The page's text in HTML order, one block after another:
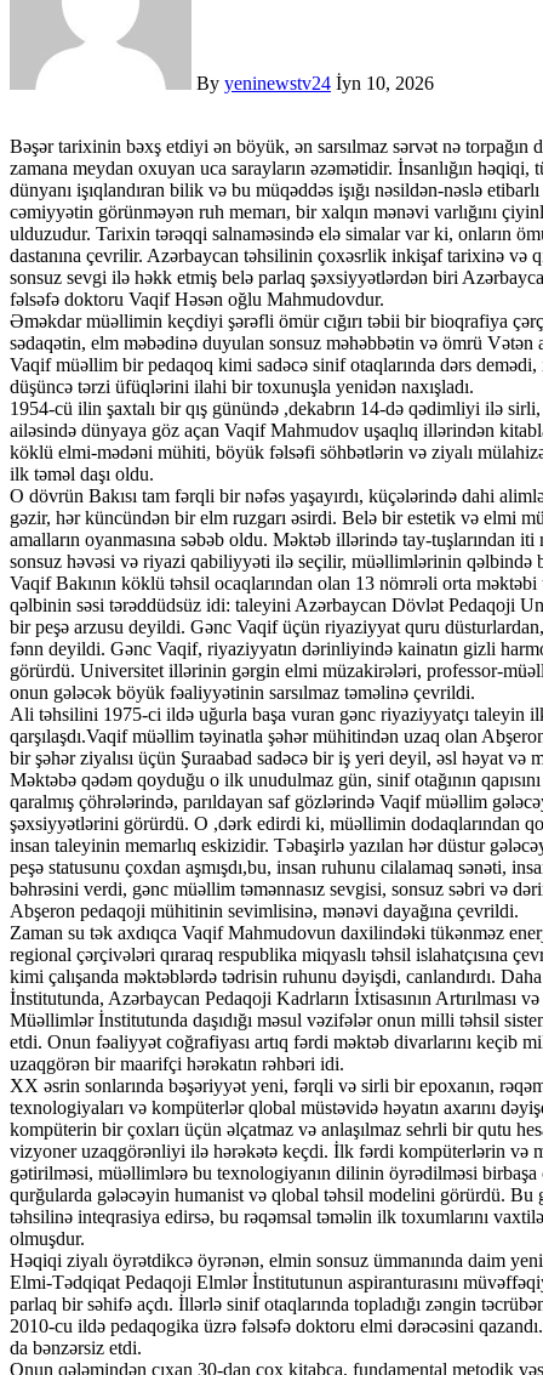
By yeninewstv24 İyn 10, 2026
Bəşər tarixinin bəxş etdiyi ən böyük, ən sarsılmaz sərvət nə torpağın
zamana meydan oxuyan uca sarayların əzəmətidir. İnsanlığın
dünyanı işıqlandıran bilik və bu müqəddəs işığı nəsildən-nəslə
cəmiyyətin görünməyən ruh memarı, bir xalqın mənəvi varlığını
ulduzudur. Tarixin tərəqqi salnaməsində elə simalar var ki, onların
dastanına çevrilir. Azərbaycan təhsilinin çoxəsrlik inkişaf tarixinə və
sonsuz sevgi ilə həkk etmiş belə parlaq şəxsiyyətlərdən biri
fəlsəfə doktoru Vaqif Həsən oğlu Mahmudovdur.
Əməkdar müəllimin keçdiyi şərəfli ömür cığırı təbii bir bioqrafiya
sədaqətin, elm məbədinə duyulan sonsuz məhəbbətin və ömrü
Vaqif müəllim bir pedaqoq kimi sadəcə sinif otaqlarında dərs
düşüncə tərzi üfüqlərini ilahi bir toxunuşla yenidən naxışladı.
1954-cü ilin şaxtalı bir qış günündə ,dekabrın 14-də qədimliyi ilə
ailəsində dünyaya göz açan Vaqif Mahmudov uşaqlıq illərindən
köklü elmi-mədəni mühiti, böyük fəlsəfi söhbətlərin və ziyalı
ilk təməl daşı oldu.
O dövrün Bakısı tam fərqli bir nəfəs yaşayırdı, küçələrində dahi
gəzir, hər küncündən bir elm ruzgarı əsirdi. Belə bir estetik və elmi
amalların oyanmasına səbəb oldu. Məktəb illərində tay-tuşlarından
sonsuz həvəsi və riyazi qabiliyyəti ilə seçilir, müəllimlərinin qəlbində
Vaqif Bakının köklü təhsil ocaqlarından olan 13 nömrəli orta məktəbi
qəlbinin səsi tərəddüdsüz idi: taleyini Azərbaycan Dövlət Pedaqoji
bir peşə arzusu deyildi. Gənc Vaqif üçün riyaziyyat quru
fənn deyildi. Gənc Vaqif, riyaziyyatın dərinliyində kainatın gizli
görürdü. Universitet illərinin gərgin elmi müzakirələri, professor-
onun gələcək böyük fəaliyyətinin sarsılmaz təməlinə çevrildi.
Ali təhsilini 1975-ci ildə uğurla başa vuran gənc riyaziyyatçı taleyin
qarşılaşdı.Vaqif müəllim təyinatla şəhər mühitindən uzaq olan
bir şəhər ziyalısı üçün Şuraabad sadəcə bir iş yeri deyil, əsl həyat və
Məktəbə qədəm qoyduğu o ilk unudulmaz gün, sinif otağının
qaralmış çöhrələrində, parıldayan saf gözlərində Vaqif müəllim
şəxsiyyətlərini görürdü. O ,dərk edirdi ki, müəllimin dodaqlarından
insan taleyinin memarlıq eskizidir. Təbaşirlə yazılan hər düstur
peşə statusunu çoxdan aşmışdı,bu, insan ruhunu cilalamaq sənəti,
bəhrəsini verdi, gənc müəllim təmənnasız sevgisi, sonsuz səbri və
Abşeron pedaqoji mühitinin sevimlisinə, mənəvi dayağına çevrildi.
Zaman su tək axdıqca Vaqif Mahmudovun daxilindəki tükənməz
regional çərçivələri qıraraq respublika miqyaslı təhsil islahatçısına
kimi çalışanda məktəblərdə tədrisin ruhunu dəyişdi, canlandırdı.
İnstitutunda, Azərbaycan Pedaqoji Kadrların İxtisasının Artırılması
Müəllimlər İnstitutunda daşıdığı məsul vəzifələr onun milli təhsil
etdi. Onun fəaliyyət coğrafiyası artıq fərdi məktəb divarlarını keçib
uzaqgörən bir maarifçi hərəkatın rəhbəri idi.
XX əsrin sonlarında bəşəriyyət yeni, fərqli və sirli bir epoxanın,
texnologiyaları və kompüterlər qlobal müstəvidə həyatın axarını
kompüterin bir çoxları üçün əlçatmaz və anlaşılmaz sehrli bir qutu
vizyoner uzaqgörənliyi ilə hərəkətə keçdi. İlk fərdi kompüterlərin və
gətirilməsi, müəllimlərə bu texnologiyanın dilinin öyrədilməsi birbaşa
qurğularda gələcəyin humanist və qlobal təhsil modelini görürdü.
təhsilinə inteqrasiya edirsə, bu rəqəmsal təməlin ilk toxumlarını
olmuşdur.
Həqiqi ziyalı öyrətdikcə öyrənən, elmin sonsuz ümmanında daim
Elmi-Tədqiqat Pedaqoji Elmlər İnstitutunun aspiranturasını
parlaq bir səhifə açdı. İllərlə sinif otaqlarında topladığı zəngin
2010-cu ildə pedaqogika üzrə fəlsəfə doktoru elmi dərəcəsini
da bənzərsiz etdi.
Onun qələmindən çıxan 30-dan çox kitabça, fundamental metodik